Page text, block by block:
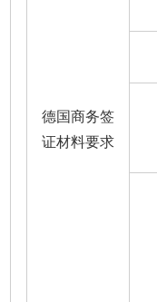
德国商务签
证材料要求